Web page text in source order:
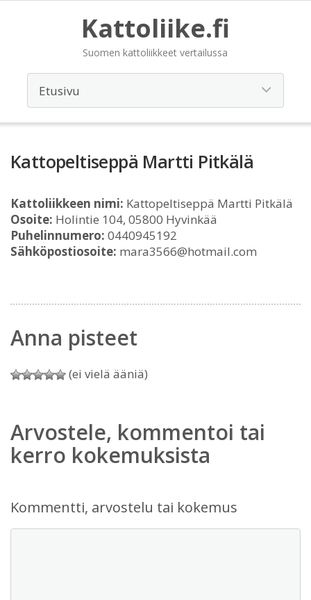
Kattoliike.fi
Suomen kattoliikkeet vertailussa
Kattopeltiseppä Martti Pitkälä
Kattoliikkeen nimi: Kattopeltiseppä Martti Pitkälä
Osoite: Holintie 104, 05800 Hyvinkää
Puhelinnumero: 0440945192
Sähköpostiosoite: mara3566@hotmail.com
Anna pisteet
(ei vielä ääniä)
Arvostele, kommentoi tai
kerro kokemuksista
Kommentti, arvostelu tai kokemus